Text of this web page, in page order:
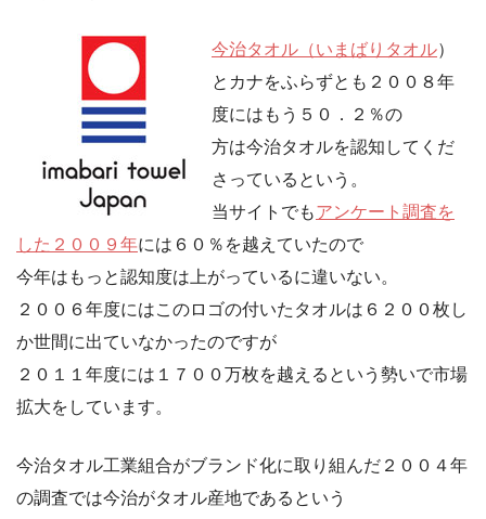
今治タオル（いまばりタオル）
とカナをふらずとも２００８年
度にはもう５０．２％の
方は今治タオルを認知してくだ
さっているという。
当サイトでもアンケート調査を
した２００９年には６０％を越えていたので
今年はもっと認知度は上がっているに違いない。
２００６年度にはこのロゴの付いたタオルは６２００枚し
か世間に出ていなかったのですが
２０１１年度には１７００万枚を越えるという勢いで市場
拡大をしています。
今治タオル工業組合がブランド化に取り組んだ２００４年
の調査では今治がタオル産地であるという